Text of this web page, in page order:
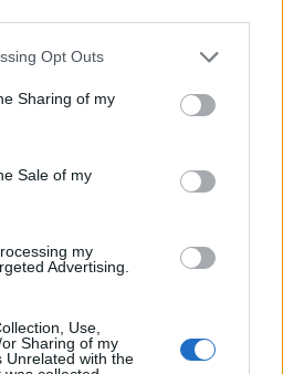
Opt Outs
Sharing of my
Sale of my
my
Advertising.
Use,
Sharing of my
Unrelated with the
Παππάς, εκεί Παππάς, που είναι
και οι Κιλκισιώτες